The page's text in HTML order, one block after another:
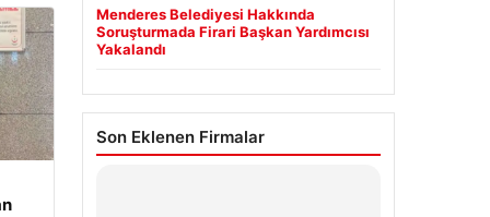
Menderes Belediyesi Hakkında
Soruşturmada Firari Başkan Yardımcısı
Yakalandı
Son Eklenen Firmalar